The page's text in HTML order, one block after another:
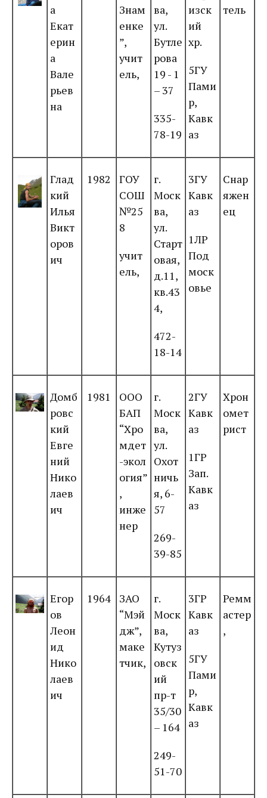
а
Екат
ерин
а
Вале
рьев
на
Знам
енке
”,
учит
ель,
ва,
ул.
Бутле
рова
19 - 1
– 37
335-
78-19
изск
ий
хр.
5ГУ
Пами
р,
Кавк
аз
тель
Глад
кий
Илья
Викт
оров
ич
1982
ГОУ
СОШ
№25
8
учит
ель,
г.
Моск
ва,
ул.
Старт
овая,
д.11,
кв.43
4,
472-
18-14
3ГУ
Кавк
аз
1ЛР
Под
моск
овье
Снар
яжен
ец
Домб
ровс
кий
Евге
ний
Нико
лаев
ич
1981
ООО
БАП
“Хро
мдет
-экол
огия”
,
инже
нер
г.
Моск
ва,
ул.
Охот
ничь
я, 6-
57
269-
39-85
2ГУ
Кавк
аз
1ГР
Зап.
Кавк
аз
Хрон
омет
рист
Егор
ов
Леон
ид
Нико
лаев
ич
1964
ЗАО
“Мэй
дж”,
маке
тчик,
г.
Моск
ва,
Кутуз
овск
ий
пр-т
35/30
– 164
249-
51-70
3ГР
Кавк
аз
5ГУ
Пами
р,
Кавк
аз
Ремм
астер
,